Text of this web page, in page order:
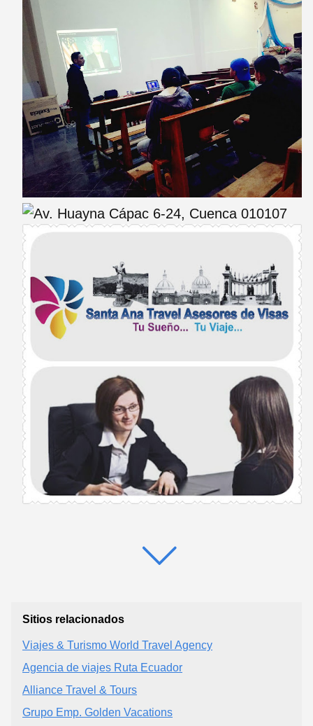
Sitios relacionados
Viajes & Turismo World Travel Agency
Agencia de viajes Ruta Ecuador
Alliance Travel & Tours
Grupo Emp. Golden Vacations